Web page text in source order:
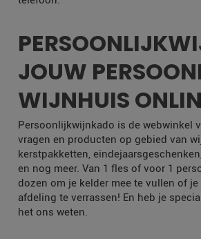
JOUW
WIJNHUIS
Persoonlijkwijnkado is de webwinkel
vragen en producten op gebied van
kerstpakketten,
en nog meer. Van 1 fles of voor 1
dozen om je kelder mee te vullen of je
afdeling te verrassen! En heb je
het ons weten.